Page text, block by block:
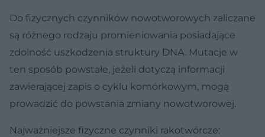
Do fizycznych czynników nowotworowych zaliczane
są różnego rodzaju promieniowania posiadające
zdolność uszkodzenia struktury DNA. Mutacje w
ten sposób powstałe, jeżeli dotyczą informacji
zawierającej zapis o cyklu komórkowym, mogą
prowadzić do powstania zmiany nowotworowej.
Najważniejsze fizyczne czynniki rakotwórcze: